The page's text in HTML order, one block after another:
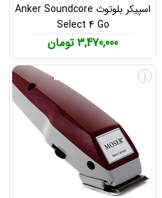
اسپیکر بلوتوث Anker Soundcore
Select 4 Go
3,470,000 تومان
i